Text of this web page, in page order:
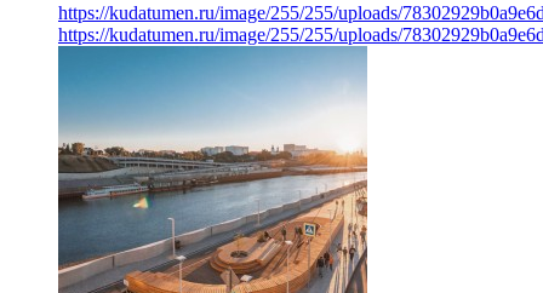
https://kudatumen.ru/image/255/255/uploads/
https://kudatumen.ru/image/255/255/uploads/